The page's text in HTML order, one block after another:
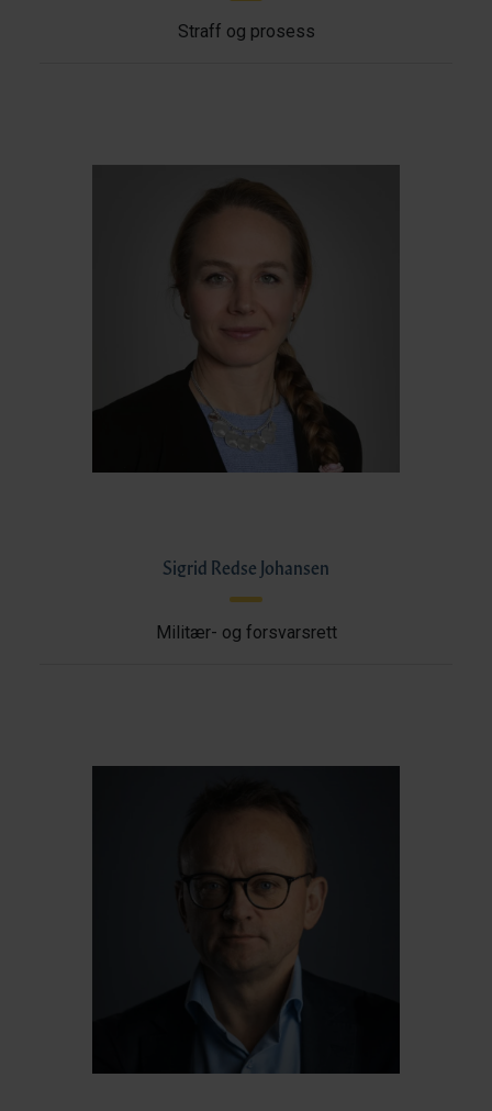
Straff og prosess
Sigrid Redse Johansen
Militær- og forsvarsrett